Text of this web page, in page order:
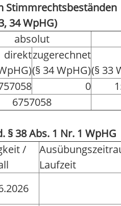
Stimmrechtsbeständen
34 WpHG)
absolut
direktzugerechnet
(§ 34 WpHG)(§ 33
0
6757058
§ 38 Abs. 1 Nr. 1 WpHG
/
Laufzeit